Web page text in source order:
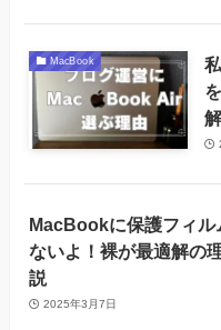
MacBook
MacBookに保護フィル
ないよ！裸が最適解の
説
2025年3月7日